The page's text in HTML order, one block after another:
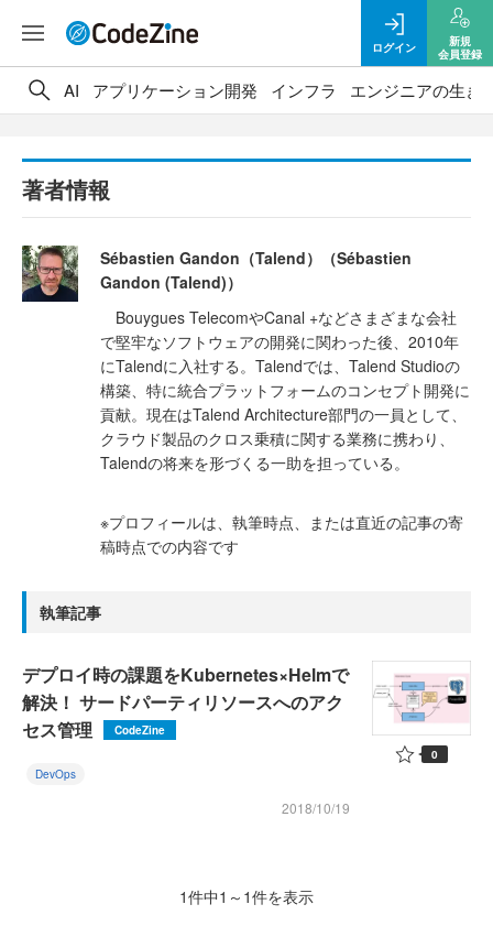
ログイン
新規
会員登録
AI アプリケーション開発 インフラ エンジニアの生き
著者情報
Sébastien Gandon（Talend）（Sébastien
Gandon (Talend)）
Bouygues TelecomやCanal +などさまざまな会社
で堅牢なソフトウェアの開発に関わった後、2010年
にTalendに入社する。Talendでは、Talend Studioの
構築、特に統合プラットフォームのコンセプト開発に
貢献。現在はTalend Architecture部門の一員として、
クラウド製品のクロス乗積に関する業務に携わり、
Talendの将来を形づくる一助を担っている。
※プロフィールは、執筆時点、または直近の記事の寄
稿時点での内容です
執筆記事
デプロイ時の課題をKubernetes×Helmで
解決！ サードパーティリソースへのアク
セス管理
CodeZine
DevOps
2018/10/19
0
1件中1～1件を表示